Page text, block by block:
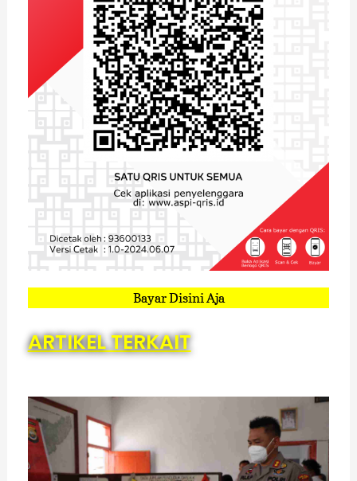
Bayar Disini Aja
ARTIKEL TERKAIT